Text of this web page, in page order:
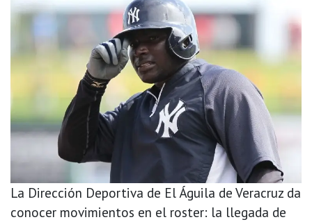
La Dirección Deportiva de El Águila de Veracruz da
conocer movimientos en el roster: la llegada de